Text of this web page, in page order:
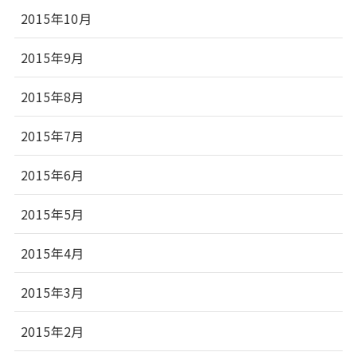
2015年10月
2015年9月
2015年8月
2015年7月
2015年6月
2015年5月
2015年4月
2015年3月
2015年2月